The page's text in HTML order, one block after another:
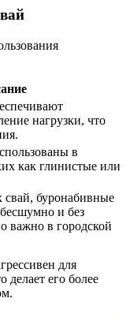
нагрузки, что
в
как глинистые или
свай, буронабивные
и без
важно в городской
для
его более